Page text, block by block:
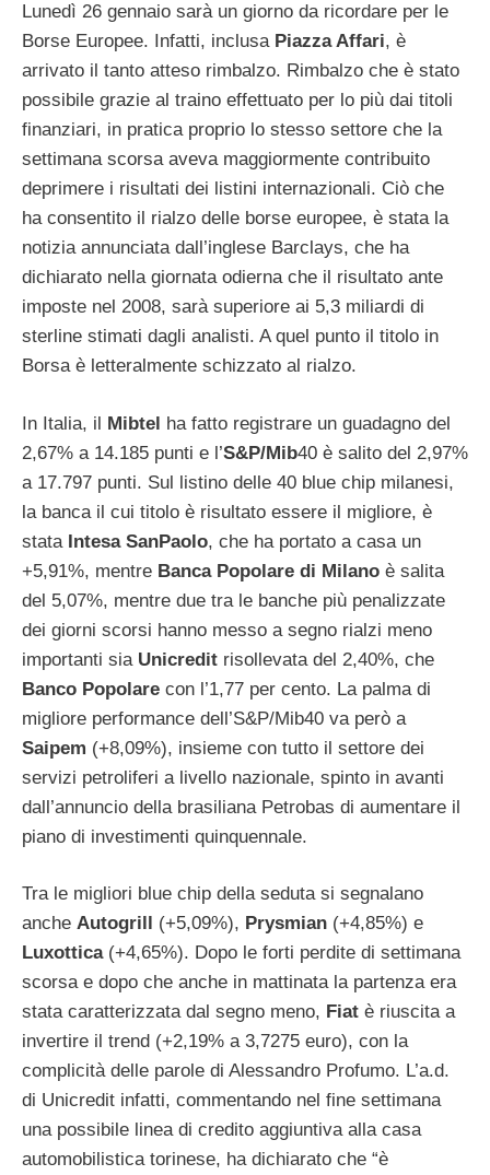
Lunedì 26 gennaio sarà un giorno da ricordare per le
Borse Europee. Infatti, inclusa Piazza Affari, è
arrivato il tanto atteso rimbalzo. Rimbalzo che è stato
possibile grazie al traino effettuato per lo più dai titoli
finanziari, in pratica proprio lo stesso settore che la
settimana scorsa aveva maggiormente contribuito
deprimere i risultati dei listini internazionali. Ciò che
ha consentito il rialzo delle borse europee, è stata la
notizia annunciata dall’inglese Barclays, che ha
dichiarato nella giornata odierna che il risultato ante
imposte nel 2008, sarà superiore ai 5,3 miliardi di
sterline stimati dagli analisti. A quel punto il titolo in
Borsa è letteralmente schizzato al rialzo.
In Italia, il Mibtel ha fatto registrare un guadagno del
2,67% a 14.185 punti e l’S&P/Mib40 è salito del 2,97%
a 17.797 punti. Sul listino delle 40 blue chip milanesi,
la banca il cui titolo è risultato essere il migliore, è
stata Intesa SanPaolo, che ha portato a casa un
+5,91%, mentre Banca Popolare di Milano è salita
del 5,07%, mentre due tra le banche più penalizzate
dei giorni scorsi hanno messo a segno rialzi meno
importanti sia Unicredit risollevata del 2,40%, che
Banco Popolare con l’1,77 per cento. La palma di
migliore performance dell’S&P/Mib40 va però a
Saipem (+8,09%), insieme con tutto il settore dei
servizi petroliferi a livello nazionale, spinto in avanti
dall’annuncio della brasiliana Petrobas di aumentare il
piano di investimenti quinquennale.
Tra le migliori blue chip della seduta si segnalano
anche Autogrill (+5,09%), Prysmian (+4,85%) e
Luxottica(+4,65%). Dopo le forti perdite di settimana
scorsa e dopo che anche in mattinata la partenza era
stata caratterizzata dal segno meno, Fiat è riuscita a
invertire il trend (+2,19% a 3,7275 euro), con la
complicità delle parole di Alessandro Profumo. L’a.d.
di Unicredit infatti, commentando nel fine settimana
una possibile linea di credito aggiuntiva alla casa
automobilistica torinese, ha dichiarato che “è